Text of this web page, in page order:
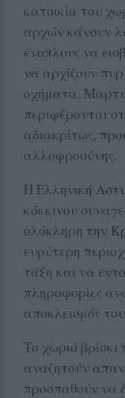
κατοικία του
αρχών κάνουν
ένοπλους να
να αρχίζουν
οχήματα.
περιφέρονται
αδιακρίτως,
αλλοφροσύνης.
Η Ελληνική
κόκκινου
ολόκληρη την
ευρύτερη
τάξη και να
πληροφορίες
αποκλεισμός
Το χωριό
αναζητούν
προσπαθούν να